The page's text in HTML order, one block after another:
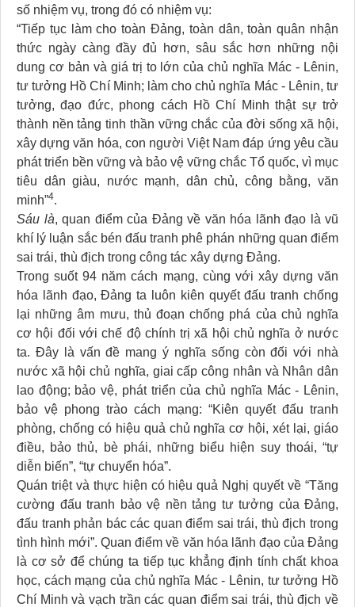
số nhiệm vụ, trong đó có nhiệm vụ:
“Tiếp tục làm cho toàn Đảng, toàn dân, toàn quân nhận
thức ngày càng đầy đủ hơn, sâu sắc hơn những nội
dung cơ bản và giá trị to lớn của chủ nghĩa Mác - Lênin,
tư tưởng Hồ Chí Minh; làm cho chủ nghĩa Mác - Lênin, tư
tưởng, đạo đức, phong cách Hồ Chí Minh thật sự trở
thành nền tảng tinh thần vững chắc của đời sống xã hội,
xây dựng văn hóa, con người Việt Nam đáp ứng yêu cầu
phát triển bền vững và bảo vệ vững chắc Tổ quốc, vì mục
tiêu dân giàu, nước mạnh, dân chủ, công bằng, văn
minh”4.
Sáu là, quan điểm của Đảng về văn hóa lãnh đạo là vũ
khí lý luận sắc bén đấu tranh phê phán những quan điểm
sai trái, thù địch trong công tác xây dựng Đảng.
Trong suốt 94 năm cách mạng, cùng với xây dựng văn
hóa lãnh đạo, Đảng ta luôn kiên quyết đấu tranh chống
lại những âm mưu, thủ đoạn chống phá của chủ nghĩa
cơ hội đối với chế độ chính trị xã hội chủ nghĩa ở nước
ta. Đây là vấn đề mang ý nghĩa sống còn đối với nhà
nước xã hội chủ nghĩa, giai cấp công nhân và Nhân dân
lao động; bảo vệ, phát triển của chủ nghĩa Mác - Lênin,
bảo vệ phong trào cách mạng: “Kiên quyết đấu tranh
phòng, chống có hiệu quả chủ nghĩa cơ hội, xét lại, giáo
điều, bảo thủ, bè phái, những biểu hiện suy thoái, “tự
diễn biến”, “tự chuyển hóa”.
Quán triệt và thực hiện có hiệu quả Nghị quyết về “Tăng
cường đấu tranh bảo vệ nền tảng tư tưởng của Đảng,
đấu tranh phản bác các quan điểm sai trái, thù địch trong
tình hình mới”. Quan điểm về văn hóa lãnh đạo của Đảng
là cơ sở để chúng ta tiếp tục khẳng định tính chất khoa
học, cách mạng của chủ nghĩa Mác - Lênin, tư tưởng Hồ
Chí Minh và vạch trần các quan điểm sai trái, thù địch về